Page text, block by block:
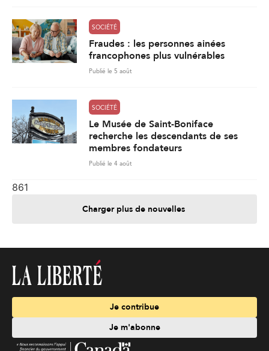
SOCIÉTÉ
Fraudes : les personnes ainées
francophones plus vulnérables
Publié le 5 août
SOCIÉTÉ
Le Musée de Saint-Boniface
recherche les descendants de ses
membres fondateurs
Publié le 4 août
861
Charger plus de nouvelles
Je contribue
Je m'abonne